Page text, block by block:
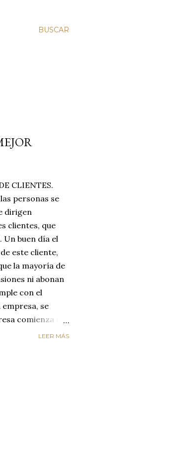
BUSCAR
CLIENTES.
personas se
dirigen
clientes, que
Un buen día el
este cliente,
la mayoría de
ni abonan
con el
se
comienza a
nos hacen
y
y es aquí
LEER MÁS